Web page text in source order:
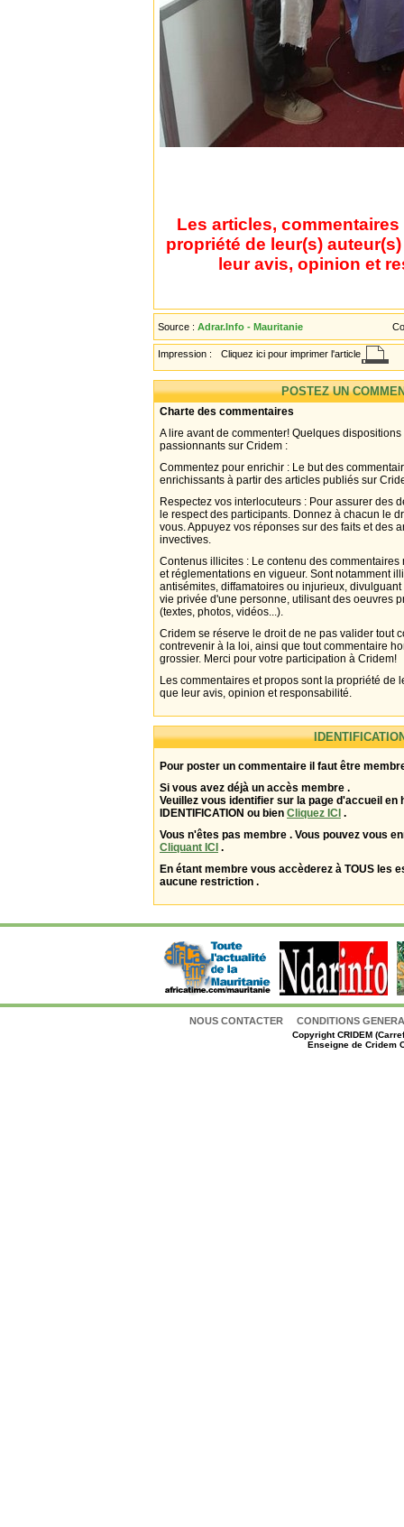
Les articles,
propriété de leur(s)
leur avis, opinion et
Source : Adrar.Info - Mauritanie
Impression : Cliquez ici pour imprimer l'article
POSTEZ UN
Charte des commentaires
A lire avant de commenter! Quelques
passionnants sur Cridem :
Commentez pour enrichir : Le but des
enrichissants à partir des articles publiés sur
Respectez vos interlocuteurs : Pour assurer des
le respect des participants. Donnez à chacun le
vous. Appuyez vos réponses sur des faits et des
invectives.
Contenus illicites : Le contenu des
et réglementations en vigueur. Sont notamment
antisémites, diffamatoires ou injurieux,
vie privée d'une personne, utilisant des oeuvres
(textes, photos, vidéos...).
Cridem se réserve le droit de ne pas valider tout
contrevenir à la loi, ainsi que tout commentaire
grossier. Merci pour votre participation à Cridem!
Les commentaires et propos sont la propriété de
que leur avis, opinion et responsabilité.
Pour poster un commentaire il faut être
Si vous avez déjà un accès membre .
Veuillez vous identifier sur la page d'accueil en
IDENTIFICATION ou bien Cliquez ICI .
Vous n'êtes pas membre . Vous pouvez vous
Cliquant ICI .
En étant membre vous accèderez à TOUS les
aucune restriction .
NOUS CONTACTER CONDITIONS
CopyrightCRIDEM
Enseigne de Cridem